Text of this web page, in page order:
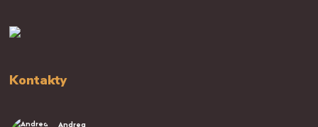
Kontakty
Andrea